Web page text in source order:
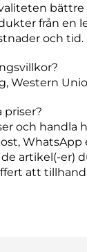
bättre
från en
och tid.
Western
priser?
och handla
WhatsApp
artikel(-er)
att